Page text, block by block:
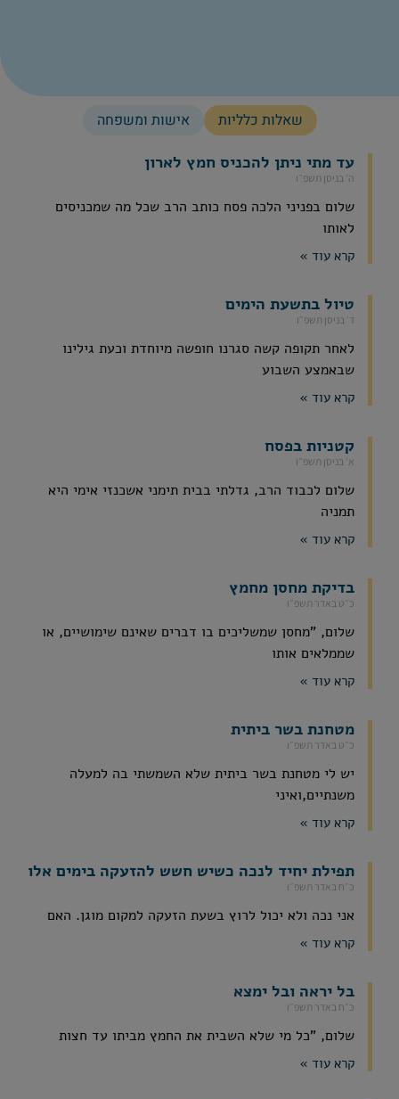
שאלות כלליות
אישות ומשפחה
עד מתי ניתן להכניס חמץ לארון
ה׳ בניסן תשפ״ו
שלום בפניני הלכה פסח כותב הרב שכל מה שמכניסים
לאותו
קרא עוד »
טיול בתשעת הימים
ד׳ בניסן תשפ״ו
לאחר תקופה קשה סגרנו חופשה מיוחדת וכעת גילינו
שבאמצע השבוע
קרא עוד »
קטניות בפסח
א׳ בניסן תשפ״ו
שלום לכבוד הרב, גדלתי בבית תימני אשכנזי אימי היא
תמניה
קרא עוד »
בדיקת מחסן מחמץ
כ״ט באדר תשפ״ו
שלום, "מחסן שמשליכים בו דברים שאינם שימושיים, או
שממלאים אותו
קרא עוד »
מטחנת בשר ביתית
כ״ט באדר תשפ״ו
יש לי מטחנת בשר ביתית שלא השמשתי בה למעלה
משנתיים,ואיני
קרא עוד »
תפילת יחיד לנכה כשיש חשש להזעקה בימים אלו
כ״ח באדר תשפ״ו
אני נכה ולא יכול לרוץ בשעת הזעקה למקום מוגן. האם
קרא עוד »
בל יראה ובל ימצא
כ״ח באדר תשפ״ו
שלום, "כל מי שלא השבית את החמץ מביתו עד חצות
קרא עוד »